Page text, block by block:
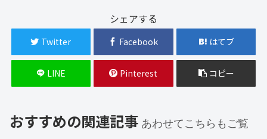
シェアする
Twitter Facebook はてブ
LINE Pinterest コピー
おすすめの関連記事 あわせてこちらもご覧